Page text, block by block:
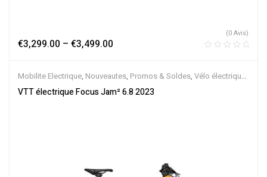
€3,299.00 – €3,499.00
(0 Avis)
Mobilite Electrique, Nouveautes, Promos & Soldes, Vélo électrique
ville,Velos Electriques,VTT Électriques
VTT électrique Focus Jam² 6.8 2023